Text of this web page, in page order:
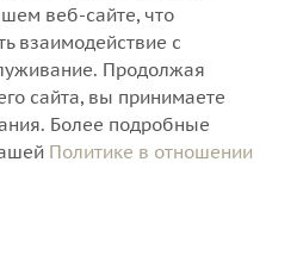
нижнего белья, домашней
и трикотажа
веб-сайте, что
взаимодействие с
Продолжая
сайта, вы принимаете
Более подробные
Политике в отношении